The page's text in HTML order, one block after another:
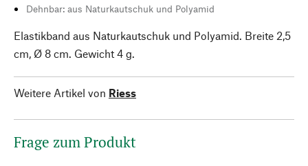
Dehnbar: aus Naturkautschuk und Polyamid
Elastikband aus Naturkautschuk und Polyamid. Breite 2,5
cm, Ø 8 cm. Gewicht 4 g.
Weitere Artikel von Riess
Frage zum Produkt